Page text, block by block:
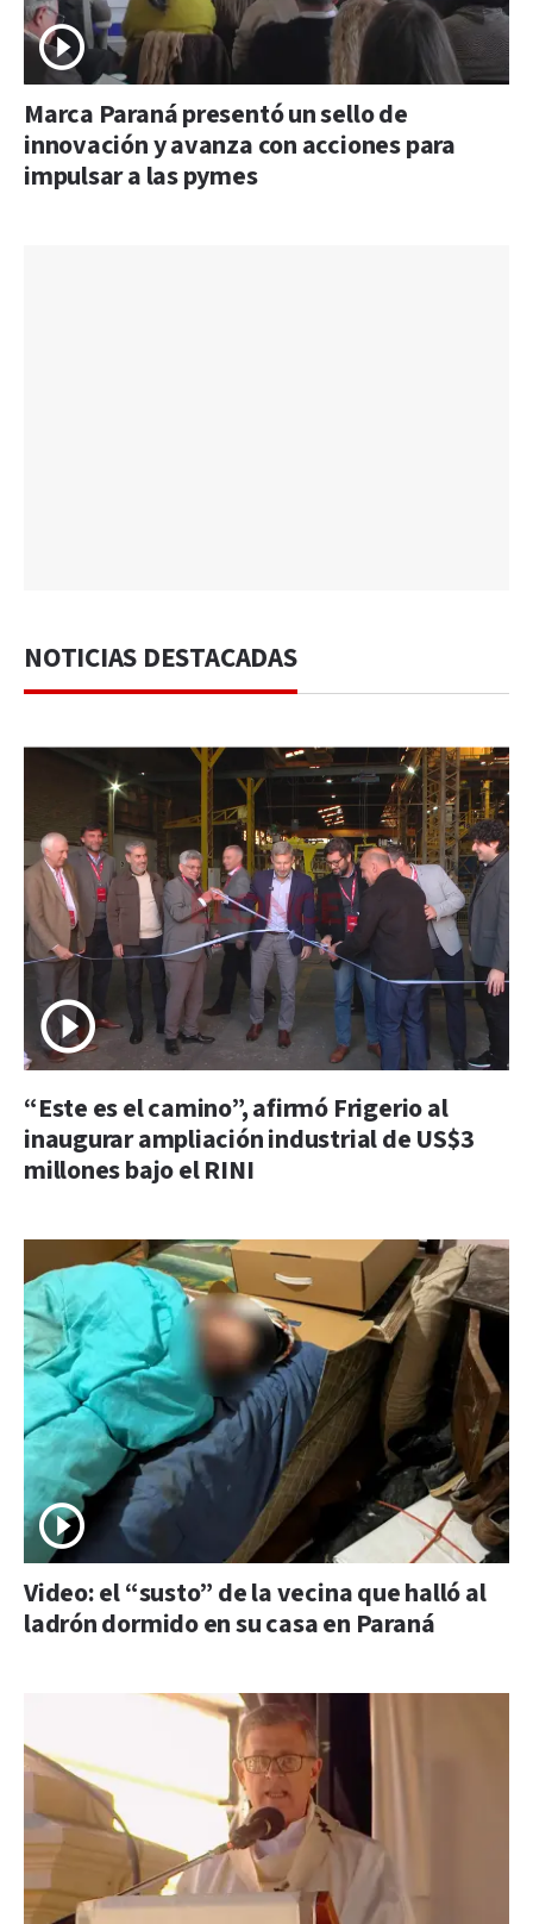
Marca Paraná presentó un sello de
innovación y avanza con acciones para
impulsar a las pymes
NOTICIAS DESTACADAS
“Este es el camino”, afirmó Frigerio al
inaugurar ampliación industrial de US$3
millones bajo el RINI
Video: el “susto” de la vecina que halló al
ladrón dormido en su casa en Paraná